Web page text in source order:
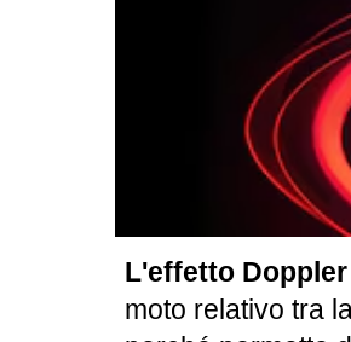
L'effetto Doppler
moto relativo tra